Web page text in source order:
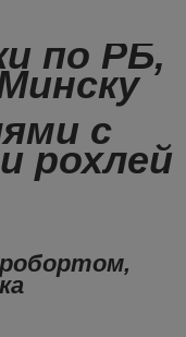
по РБ,
с
рохлей